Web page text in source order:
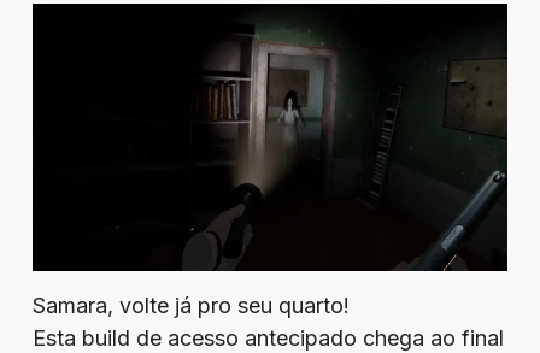
Samara, volte já pro seu quarto!
Esta build de acesso antecipado chega ao final